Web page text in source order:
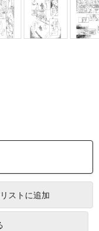
ストに追加